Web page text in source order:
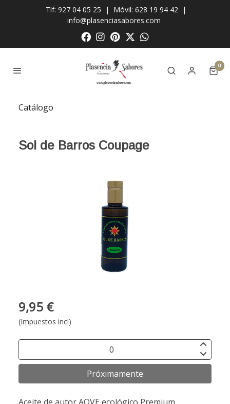
Tlf: 927 04 05 25 | Móvil: 628 19 94 42 |
info@plasenciasabores.com
0
Catálogo
Sol de Barros Coupage
9,95 €
(Impuestos incl)
Próximamente